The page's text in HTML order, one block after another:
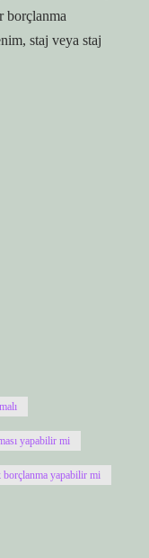
borçlanma
staj veya staj
yapabilir mi
borçlanma yapabilir mi